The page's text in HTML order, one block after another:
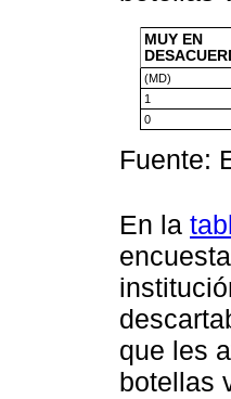
MUY EN
(MD)
1
0
Fuente:
En la
que les
botellas